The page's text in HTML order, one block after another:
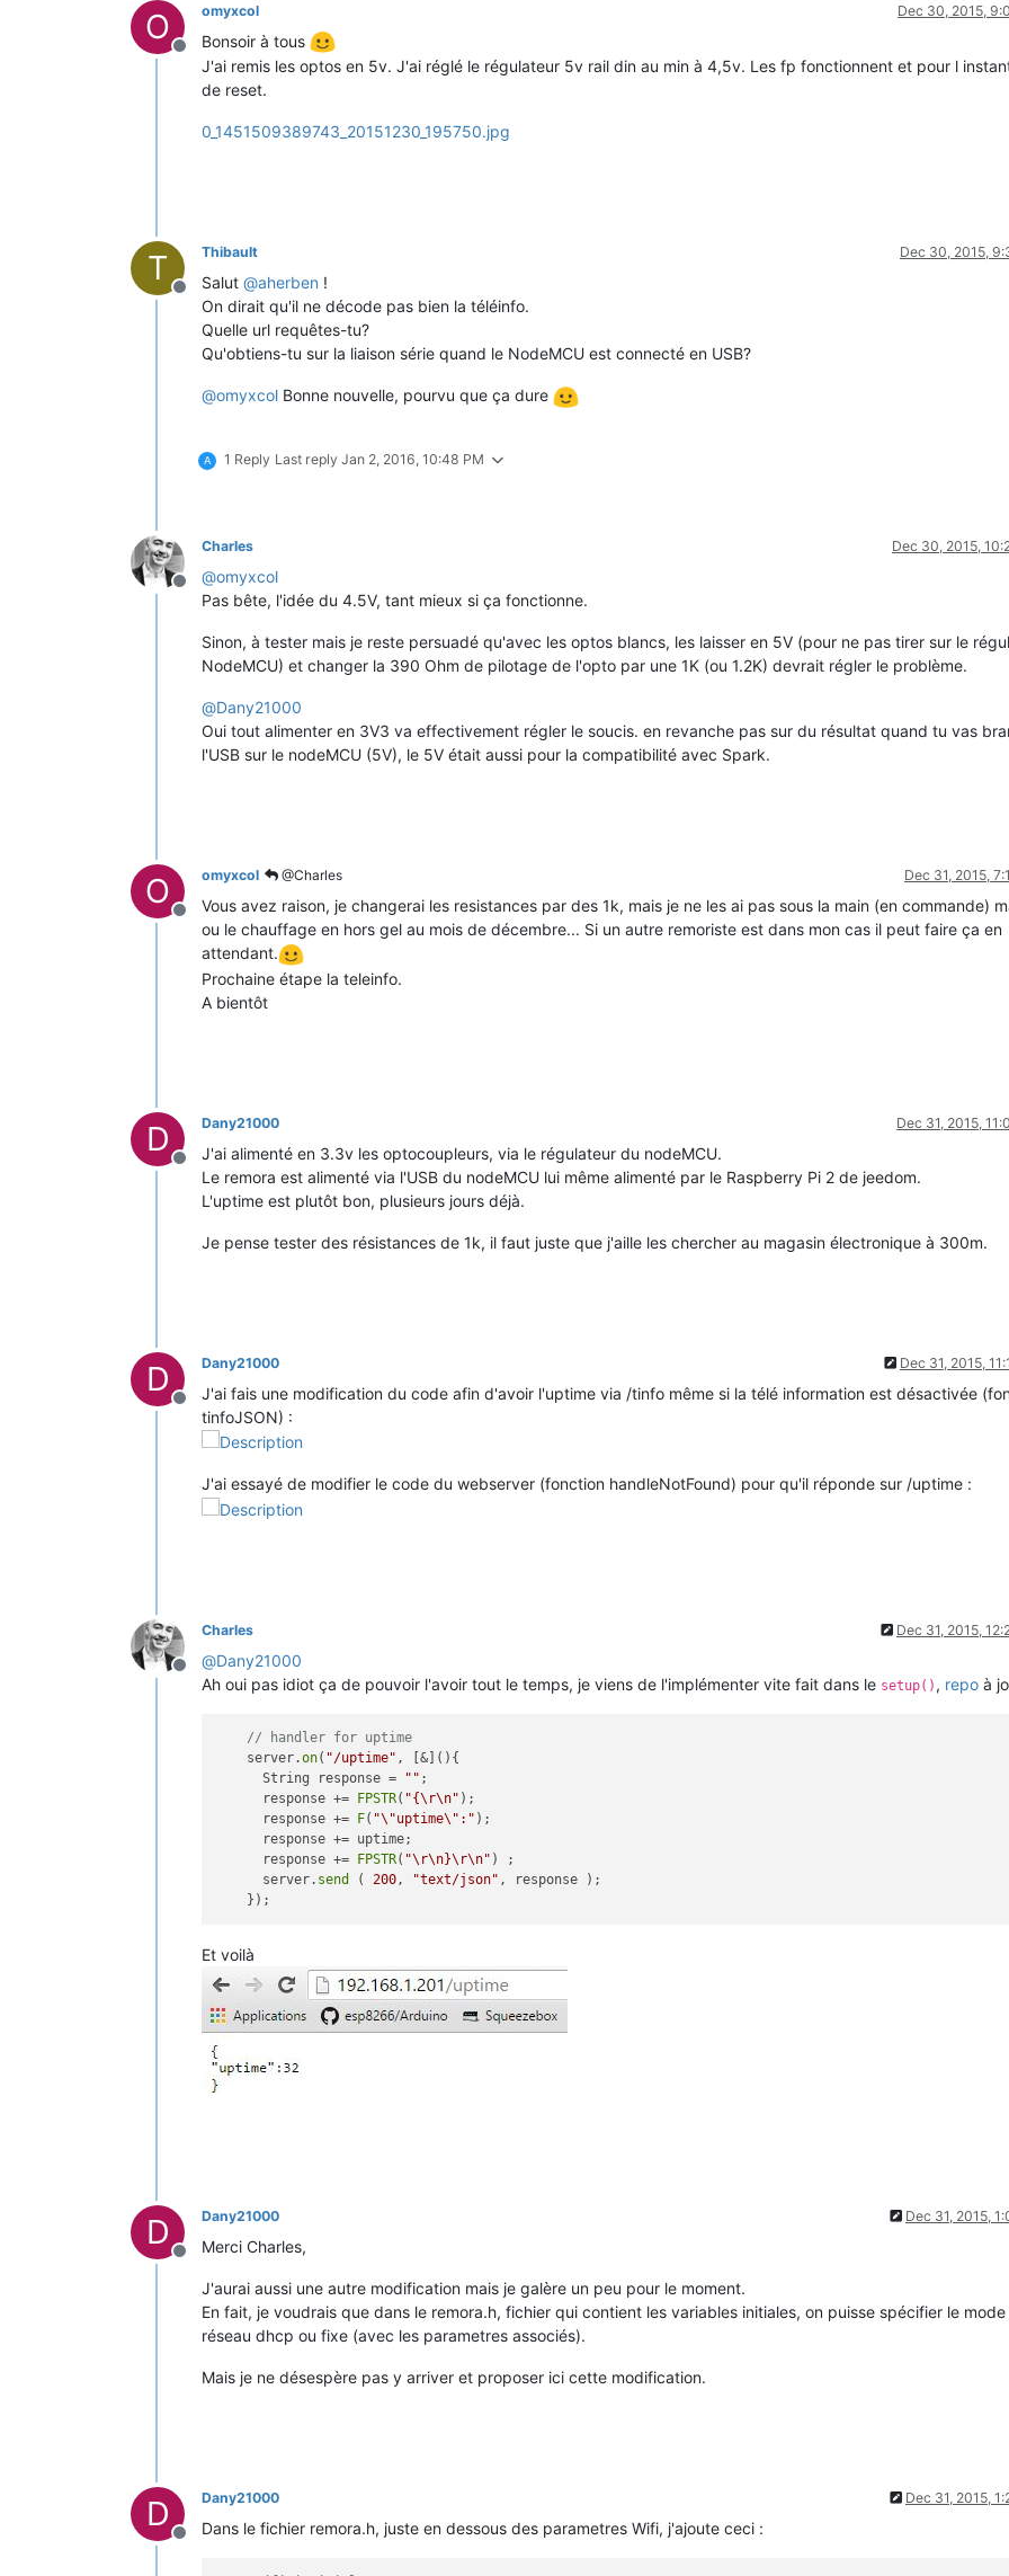
O
Offline
omyxcol Dec 30, 2015,
Bonsoir à tous
J'ai remis les optos en 5v. J'ai réglé le régulateur 5v rail din au min à 4,5v. Les fp fonctionnent et pour l
de reset.
0_1451509389743_20151230_195750.jpg
T
Offline
Thibault Dec 30, 2015,
Salut @aherben !
On dirait qu'il ne décode pas bien la téléinfo.
Quelle url requêtes-tu?
Qu'obtiens-tu sur la liaison série quand le NodeMCU est connecté en USB?
@omyxcol Bonne nouvelle, pourvu que ça dure
A 1 Reply Last reply Jan 2, 2016, 10:48 PM
Offline
Charles Dec 30, 2015,
@omyxcol
Pas bête, l'idée du 4.5V, tant mieux si ça fonctionne.
Sinon, à tester mais je reste persuadé qu'avec les optos blancs, les laisser en 5V (pour ne pas tirer sur le
NodeMCU) et changer la 390 Ohm de pilotage de l'opto par une 1K (ou 1.2K) devrait régler le problème.
@Dany21000
Oui tout alimenter en 3V3 va effectivement régler le soucis. en revanche pas sur du résultat quand tu vas
l'USB sur le nodeMCU (5V), le 5V était aussi pour la compatibilité avec Spark.
O
Offline
omyxcol @Charles Dec 31, 2015,
Vous avez raison, je changerai les resistances par des 1k, mais je ne les ai pas sous la main (en commande)
ou le chauffage en hors gel au mois de décembre... Si un autre remoriste est dans mon cas il peut faire ça en
attendant.
Prochaine étape la teleinfo.
A bientôt
D
Offline
Dany21000 Dec 31, 2015,
J'ai alimenté en 3.3v les optocoupleurs, via le régulateur du nodeMCU.
Le remora est alimenté via l'USB du nodeMCU lui même alimenté par le Raspberry Pi 2 de jeedom.
L'uptime est plutôt bon, plusieurs jours déjà.
Je pense tester des résistances de 1k, il faut juste que j'aille les chercher au magasin électronique à 300m.
D
Offline
Dany21000 Dec 31, 2015,
J'ai fais une modification du code afin d'avoir l'uptime via /tinfo même si la télé information est désactivée
tinfoJSON) :
J'ai essayé de modifier le code du webserver (fonction handleNotFound) pour qu'il réponde sur /uptime :
Offline
Charles Dec 31, 2015,
@Dany21000
Ah oui pas idiot ça de pouvoir l'avoir tout le temps, je viens de l'implémenter vite fait dans le setup() , repo à
// handler for uptime
    server.
on( "/uptime" , [&](){
      String response =
"" ;
      response +=
FPSTR( "{\r\n" );
      response +=
F( "\"uptime\":" );
      response += uptime;
      response +=
FPSTR( "\r\n}\r\n" ) ;
      server.
send ( 200, "text/json" , response );
Et voilà
D
Offline
Dany21000 Dec 31, 2015,
Merci Charles,
J'aurai aussi une autre modification mais je galère un peu pour le moment.
En fait, je voudrais que dans le remora.h, fichier qui contient les variables initiales, on puisse spécifier le mode
réseau dhcp ou fixe (avec les parametres associés).
Mais je ne désespère pas y arriver et proposer ici cette modification.
D
Offline
Dany21000 Dec 31, 2015,
Dans le fichier remora.h, juste en dessous des parametres Wifi, j'ajoute ceci :